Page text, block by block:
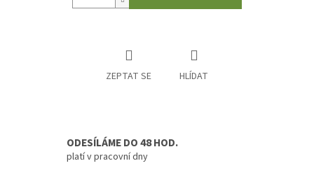
ZEPTAT SE HLÍDAT
ODESÍLÁME DO 48 HOD.
platí v pracovní dny